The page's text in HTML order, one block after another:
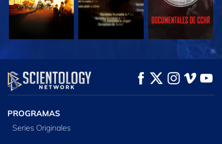
VE
EXPLORA LAS
SERIES
PROGRAMAS
Series Originales